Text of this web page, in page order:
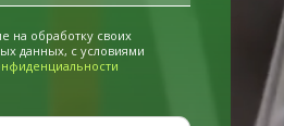
на обработку своих
данных, с условиями